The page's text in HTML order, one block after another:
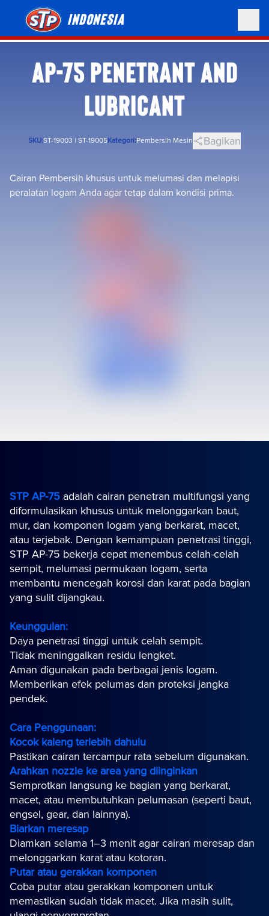
Indonesia
AP-75 PENETRANT AND
LUBRICANT
SKU:ST-19003 | ST-19005Kategori:Pembersih Mesin Bagikan
Cairan Pembersih khusus untuk melumasi dan melapisi
peralatan logam Anda agar tetap dalam kondisi prima.
STP AP-75 adalah cairan penetran multifungsi yang
diformulasikan khusus untuk melonggarkan baut,
mur, dan komponen logam yang berkarat, macet,
atau terjebak. Dengan kemampuan penetrasi tinggi,
STP AP-75 bekerja cepat menembus celah-celah
sempit, melumasi permukaan logam, serta
membantu mencegah korosi dan karat pada bagian
yang sulit dijangkau.
Keunggulan:
Daya penetrasi tinggi untuk celah sempit.
Tidak meninggalkan residu lengket.
Aman digunakan pada berbagai jenis logam.
Memberikan efek pelumas dan proteksi jangka
pendek.
Cara Penggunaan:
Kocok kaleng terlebih dahulu
Pastikan cairan tercampur rata sebelum digunakan.
Arahkan nozzle ke area yang diinginkan
Semprotkan langsung ke bagian yang berkarat,
macet, atau membutuhkan pelumasan (seperti baut,
engsel, gear, dan lainnya).
Biarkan meresap
Diamkan selama 1–3 menit agar cairan meresap dan
melonggarkan karat atau kotoran.
Putar atau gerakkan komponen
Coba putar atau gerakkan komponen untuk
memastikan sudah tidak macet. Jika masih sulit,